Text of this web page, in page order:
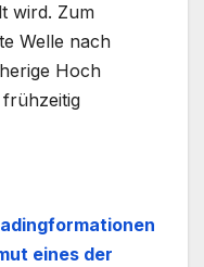
wird. Zum
Welle nach
Hoch
eines der